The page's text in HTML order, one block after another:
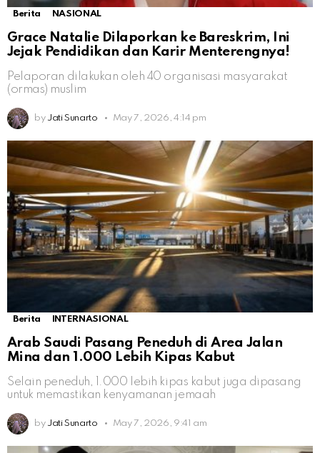
Berita NASIONAL
Grace Natalie Dilaporkan ke Bareskrim, Ini
Jejak Pendidikan dan Karir Menterengnya!
Pelaporan dilakukan oleh 40 organisasi masyarakat
(ormas) muslim
by Jati Sunarto May 7, 2026, 4:14 pm
Berita INTERNASIONAL
Arab Saudi Pasang Peneduh di Area Jalan
Mina dan 1.000 Lebih Kipas Kabut
Selain peneduh, 1.000 lebih kipas kabut juga dipasang
untuk memastikan kenyamanan jemaah
by Jati Sunarto May 7, 2026, 9:41 am